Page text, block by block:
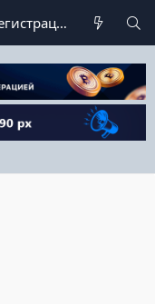
Регистрация